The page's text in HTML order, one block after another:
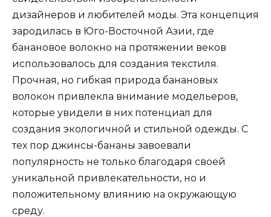
дизайнеров и любителей моды. Эта концепция
зародилась в Юго-Восточной Азии, где
банановое волокно на протяжении веков
использовалось для создания текстиля.
Прочная, но гибкая природа банановых
волокон привлекла внимание модельеров,
которые увидели в них потенциал для
создания экологичной и стильной одежды. С
тех пор джинсы-бананы завоевали
популярность не только благодаря своей
уникальной привлекательности, но и
положительному влиянию на окружающую
среду.